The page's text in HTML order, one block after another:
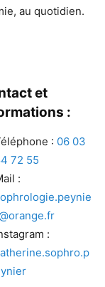
au quotidien.
et
:
: 06 03
72 55
:
: